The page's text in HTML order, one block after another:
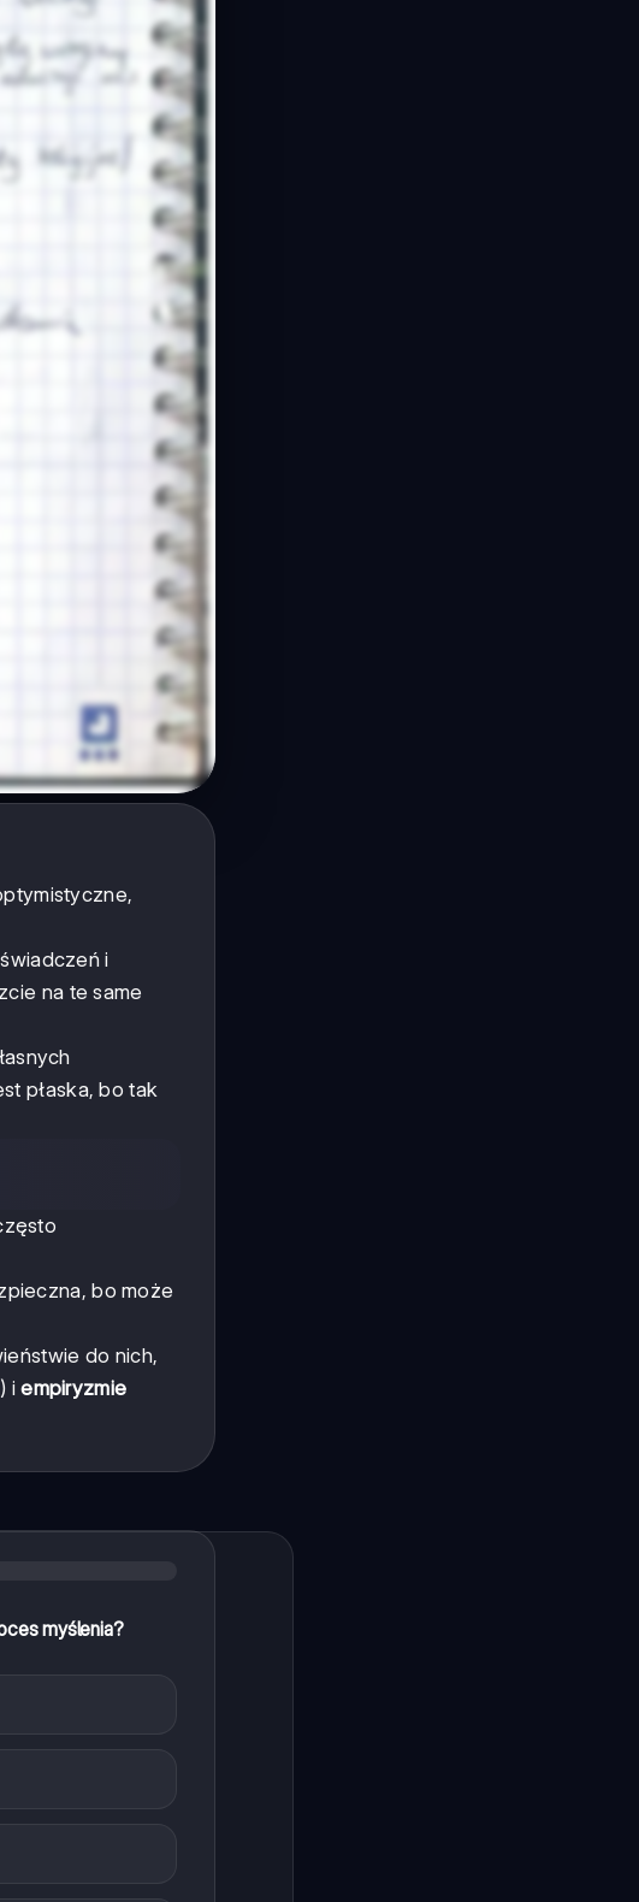
i
na te same
płaska, bo tak
bo może
do nich,
iempiryzmie
myślenia?